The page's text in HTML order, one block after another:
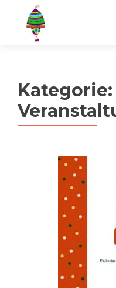
Kategorie: